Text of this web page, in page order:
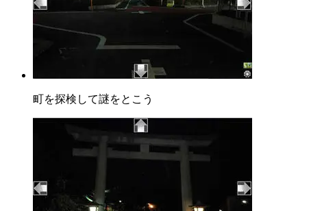
町を探検して謎をとこう